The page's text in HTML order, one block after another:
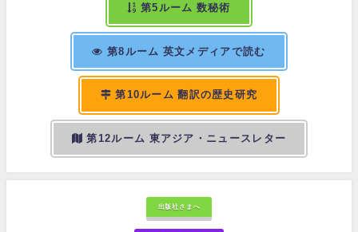
第5ルーム 数秘術
第8ルーム 英文メディアで読む
第10ルーム 翻訳の歴史研究
第12ルーム 東アジア・ニュースレター
出版社さまへ